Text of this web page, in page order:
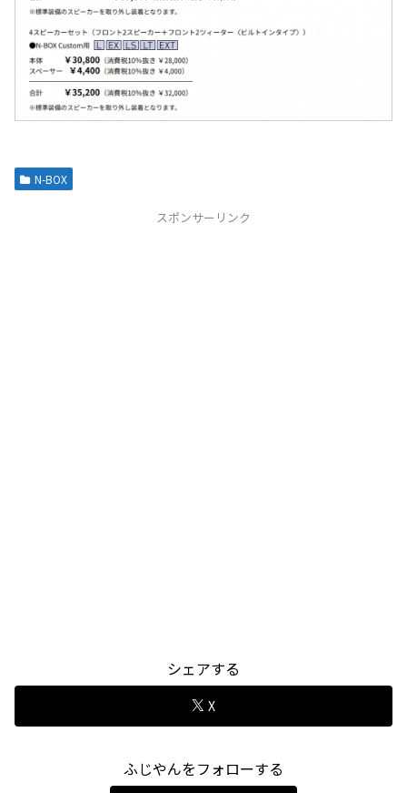
N-BOX
スポンサーリンク
シェアする
X
ふじやんをフォローする